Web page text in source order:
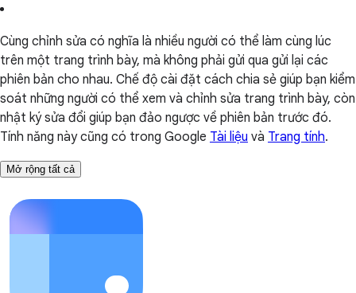
Cùng chỉnh sửa có nghĩa là nhiều người có thể làm cùng lúc
trên một trang trình bày, mà không phải gửi qua gửi lại các
phiên bản cho nhau. Chế độ cài đặt cách chia sẻ giúp bạn kiểm
soát những người có thể xem và chỉnh sửa trang trình bày, còn
nhật ký sửa đổi giúp bạn đảo ngược về phiên bản trước đó.
Tính năng này cũng có trong Google Tài liệu và Trang tính.
Mở rộng tất cả